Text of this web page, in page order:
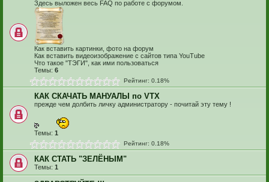
Здесь выложен весь FAQ по работе с форумом.
Как вставить картинки, фото на форум
Как вставить видеоизображение с сайтов типа YouTube
Что такое "ТЭГИ", как ими пользоваться
Темы: 6
Рейтинг: 0.18%
КАК СКАЧАТЬ МАНУАЛЫ по VTX
прежде чем долбить личку администратору - почитай эту тему !
Темы: 1
Рейтинг: 0.18%
КАК СТАТЬ "ЗЕЛЁНЫМ"
Темы: 1